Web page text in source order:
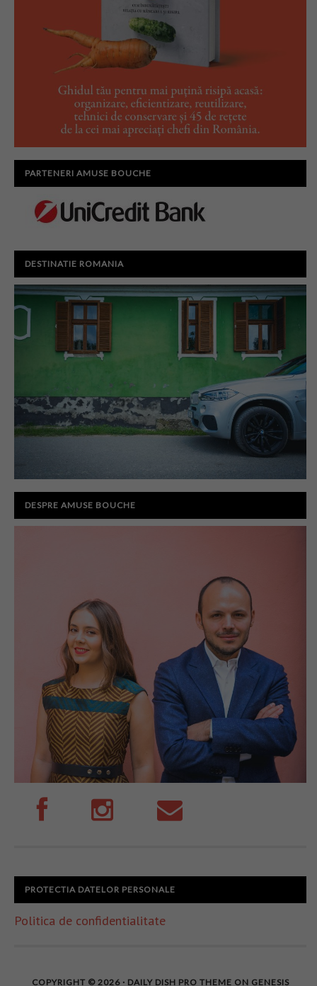
PARTENERI AMUSE BOUCHE
DESTINATIE ROMANIA
DESPRE AMUSE BOUCHE
PROTECTIA DATELOR PERSONALE
Politica de confidentialitate
COPYRIGHT © 2026 · DAILY DISH PRO THEME ON GENESIS